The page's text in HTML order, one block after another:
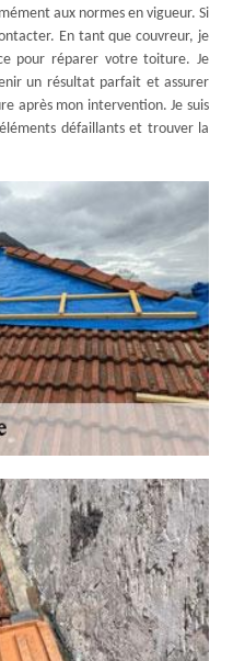
aux normes en vigueur. Si
En tant que couvreur, je
pour réparer votre toiture. Je
un résultat parfait et assurer
après mon intervention. Je suis
défaillants et trouver la